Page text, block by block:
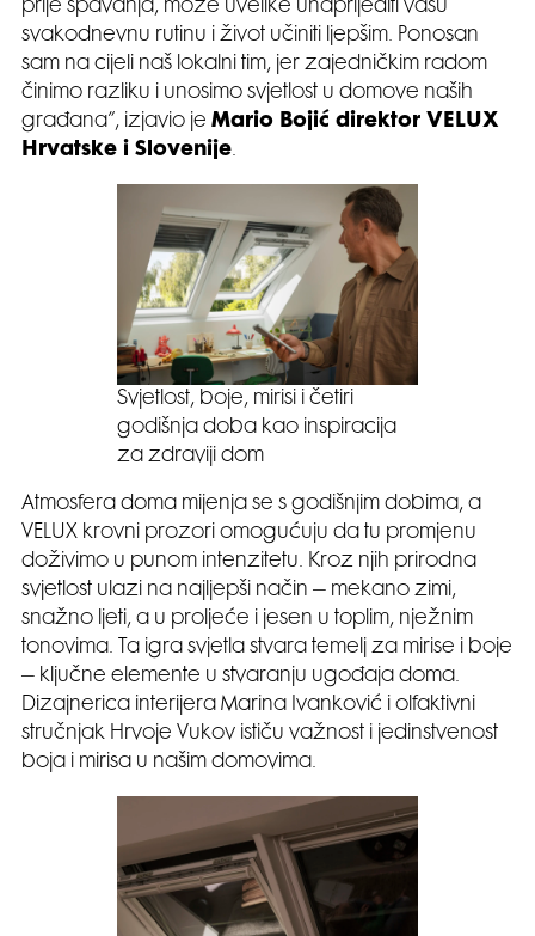
prije spavanja, može uvelike unaprijediti vašu
svakodnevnu rutinu i život učiniti ljepšim. Ponosan
sam na cijeli naš lokalni tim, jer zajedničkim radom
činimo razliku i unosimo svjetlost u domove naših
građana”, izjavio je Mario Bojić direktor VELUX
Hrvatske i Slovenije.
Svjetlost, boje, mirisi i četiri
godišnja doba kao inspiracija
za zdraviji dom
Atmosfera doma mijenja se s godišnjim dobima, a
VELUX krovni prozori omogućuju da tu promjenu
doživimo u punom intenzitetu. Kroz njih prirodna
svjetlost ulazi na najljepši način – mekano zimi,
snažno ljeti, a u proljeće i jesen u toplim, nježnim
tonovima. Ta igra svjetla stvara temelj za mirise i boje
– ključne elemente u stvaranju ugođaja doma.
Dizajnerica interijera Marina Ivanković i olfaktivni
stručnjak Hrvoje Vukov ističu važnost i jedinstvenost
boja i mirisa u našim domovima.